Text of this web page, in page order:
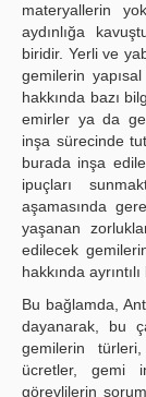
materyallerin
aydınlığa
biridir. Yerli ve
gemilerin
hakkında bazı
emirler ya da
inşa sürecinde
burada inşa
ipuçları
aşamasında
yaşanan
edilecek
hakkında
Bu bağlamda,
dayanarak, bu
gemilerin
ücretler, gemi
görevlilerin